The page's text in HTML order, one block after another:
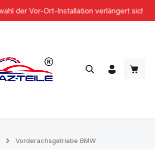
der Vor-Ort-Installation verlängert sich
Vorderachsgetriebe BMW